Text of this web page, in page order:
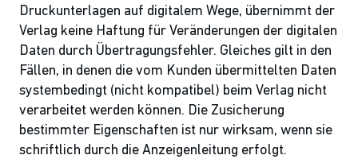
Druckunterlagen auf digitalem Wege, übernimmt der
Verlag keine Haftung für Veränderungen der digitalen
Daten durch Übertragungsfehler. Gleiches gilt in den
Fällen, in denen die vom Kunden übermittelten Daten
systembedingt (nicht kompatibel) beim Verlag nicht
verarbeitet werden können. Die Zusicherung
bestimmter Eigenschaften ist nur wirksam, wenn sie
schriftlich durch die Anzeigenleitung erfolgt.